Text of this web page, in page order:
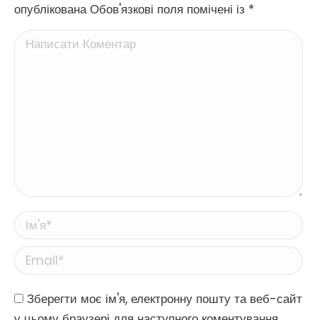
опублікована Обов'язкові поля помічені із *
Написати Коментар
Ім'я *
Email *
Website
Зберегти моє ім'я, електронну пошту та веб-сайт